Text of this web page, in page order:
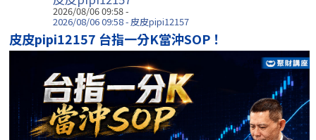
2026/08/06 09:58 -
2026/08/06 09:58 - 皮皮pipi12157
皮皮pipi12157 台指一分K當沖SOP！